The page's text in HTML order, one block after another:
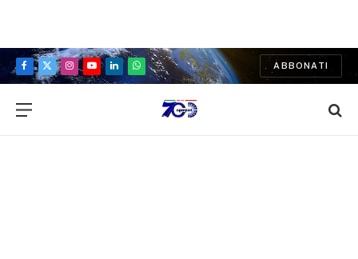
Facebook
X
Instagram
YouTubeLinkedInWhatsApp
ABBONATI